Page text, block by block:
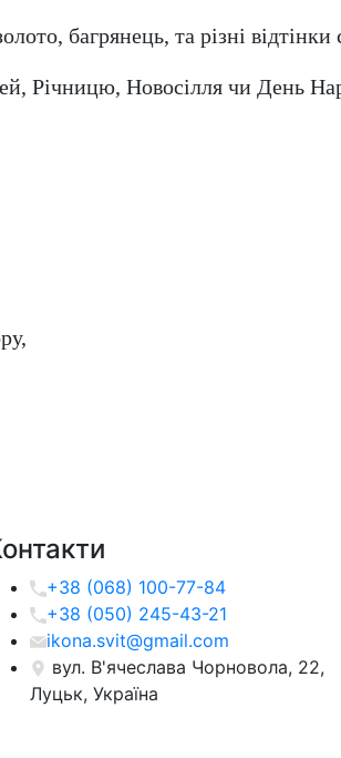
багрянець, та різні
Новосілля чи День
+38 (068) 100-77-84
+38 (050) 245-43-21
ikona.svit@gmail.com
вул. В'ячеслава Чорновола, 22,
Луцьк, Україна